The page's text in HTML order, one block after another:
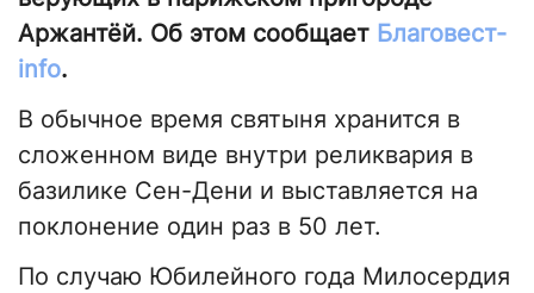
Аржантёй. Об этом сообщает Благовест-
info.
В обычное время святыня хранится в
сложенном виде внутри реликвария в
базилике Сен-Дени и выставляется на
поклонение один раз в 50 лет.
По случаю Юбилейного года Милосердия